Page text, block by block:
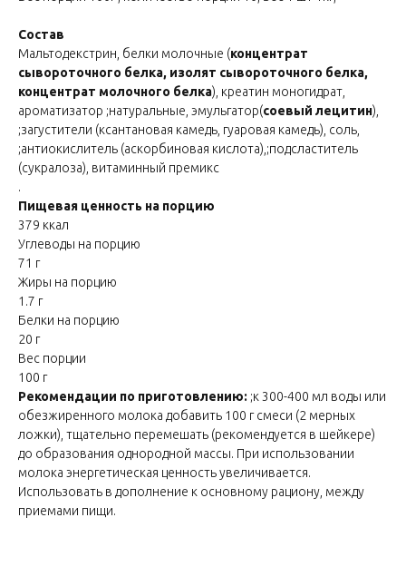
Состав
Мальтодекстрин, белки молочные (концентрат
сывороточного белка, изолят сывороточного белка,
концентрат молочного белка), креатин моногидрат,
ароматизатор ;натуральные, эмульгатор(соевый лецитин),
;загустители (ксантановая камедь, гуаровая камедь), соль,
;антиокислитель (аскорбиновая кислота),;подсластитель
(сукралоза), витаминный премикс
.
Пищевая ценность на порцию
379 ккал
Углеводы на порцию
71 г
Жиры на порцию
1.7 г
Белки на порцию
20 г
Вес порции
100 г
Рекомендации по приготовлению: ;к 300-400 мл воды или
обезжиренного молока добавить 100 г смеси (2 мерных
ложки), тщательно перемешать (рекомендуется в шейкере)
до образования однородной массы. При использовании
молока энергетическая ценность увеличивается.
Использовать в дополнение к основному рациону, между
приемами пищи.